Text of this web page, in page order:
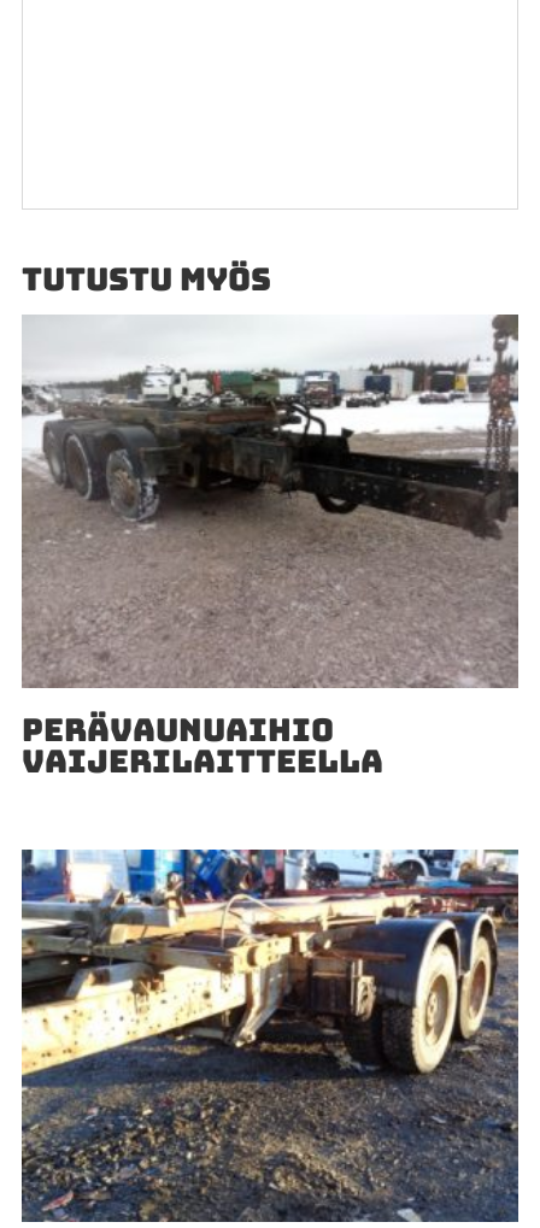
TUTUSTU MYÖS
PERÄVAUNUAIHIO
VAIJERILAITTEELLA